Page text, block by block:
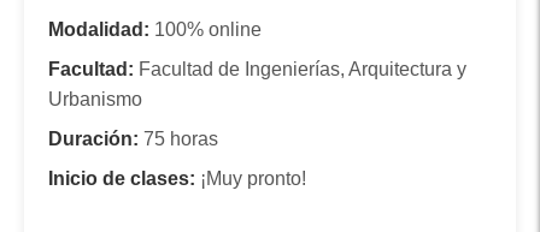
Modalidad: 100% online
Facultad: Facultad de Ingenierías, Arquitectura y
Urbanismo
Duración: 75 horas
Inicio de clases: ¡Muy pronto!